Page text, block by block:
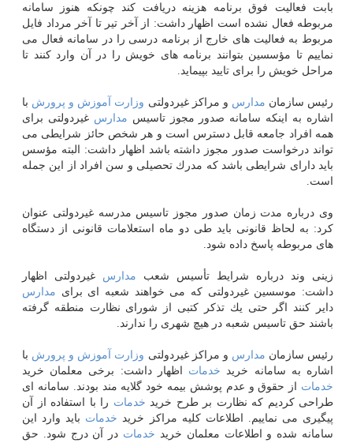
بابت فعالیت فوق برنامه هزینه دریافت كند چونكه هنوز سامانه
مربوطه فعال نشده است اظهار داشت: از آخر تیر تا آخر مرداد فایل
مربوط به فعالیت های خارج از برنامه درسی را در سامانه فعال می
نماییم تا مؤسسین بتوانند برنامه های خویش را در آن وارد كنند تا
مراحل خویش را برای تایید بپیماید.
رئیس سازمان مدارس و مراكز غیردولتی وزارت آموزش و پرورش با
اشاره به اینكه سامانه صدور مجوز تاسیس مدارس غیردولتی برای
همه افراد جامعه قابل دسترس است و هر شخص حائز شرایطی می
تواند درخواست صدور مجوز داشته باشد اظهار داشت: البته مؤسس
باید دارای شرایطی باشد كه مدرك تحصیلی و سن افراد از این جمله
است.
وی درباره مدت زمان صدور مجوز تاسیس مدرسه غیردولتی عنوان
كرد: به لحاظ قانونی باید طی دو ماه استعلامات قانونی از دستگاه
های مربوطه پاسخ داده شود.
زینی وند درباره شرایط تأسیس شعب مدارس غیردولتی اظهار
داشت: موسسین غیردولتی كه می خواهند شعبه ای برای مدارس
دایر كنند اگر حتی یك تذكر كتبی از شورای نظارت منطقه گرفته
باشند حق تاسیس شعبه در هیچ شهری را ندارند.
رئیس سازمان مدارس و مراكز غیردولتی وزارت آموزش و پرورش با
اشاره به سامانه خرید خدمات اظهار داشت: برخی معلمان خرید
خدمات از حقوق و عدم پوشش بیمه خود گلایه مند بودند. سامانه ای
طراحی كردیم كه نظارت بر طرح خرید خدمات را با استفاده از آن
پیگیری می نماییم. اطلاعات كلیه مراكز خرید خدمات باید وارد این
سامانه شده و اطلاعات معلمان خرید خدمات در آن درج شود. حق